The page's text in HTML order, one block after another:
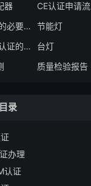
器
CE认证的必要性
节能灯
申请CE认证的必要性
台灯
质量检验报告
录
办理
认证